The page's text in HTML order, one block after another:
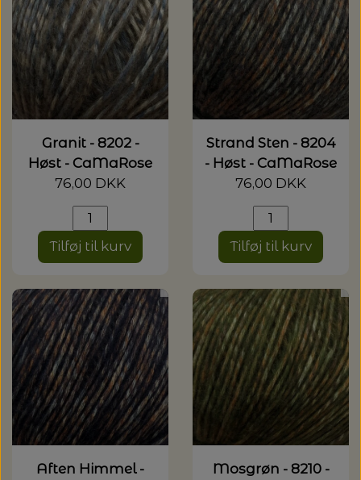
Granit - 8202 -
Høst - CaMaRose
76,00 DKK
Tilføj til kurv
Strand Sten - 8204
- Høst - CaMaRose
76,00 DKK
Tilføj til kurv
Aften Himmel -
Mosgrøn - 8210 -